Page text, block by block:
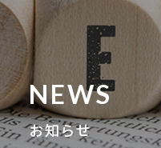
NEWS
お知らせ